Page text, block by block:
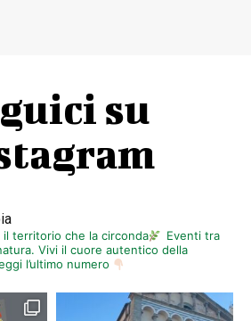
su
il territorio che la circonda
Eventi tra
Vivi il cuore autentico della
l’ultimo numero